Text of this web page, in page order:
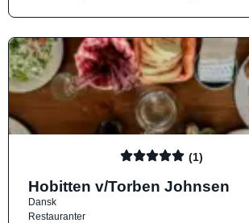
(1)
Hobitten v/Torben Johnsen
Dansk
Restauranter